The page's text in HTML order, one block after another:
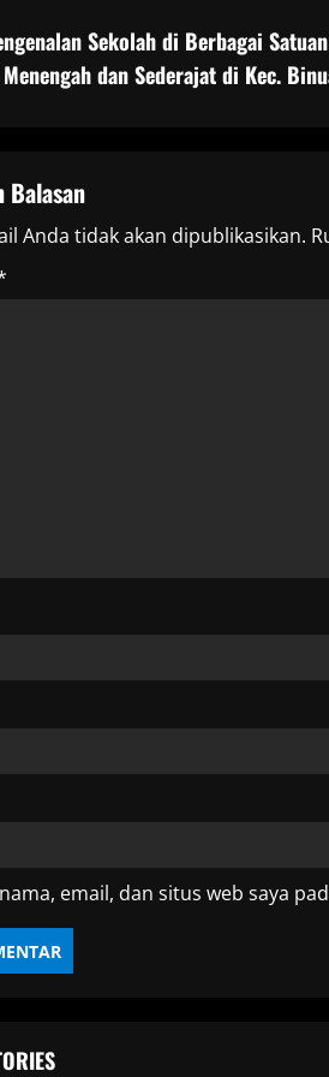
Sekolah di Berbagai Satuan
dan Sederajat di Kec.
Balasan
Anda tidak akan dipublikasikan.
email, dan situs web saya